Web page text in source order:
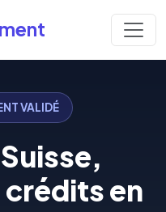
VALIDÉ
crédits en